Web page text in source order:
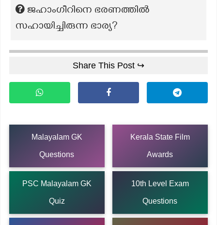
ജഹാംഗീറിനെ ഭരണത്തിൽ
സഹായിച്ചിരുന്ന ഭാര്യ?
Share This Post ↪
Malayalam GK
Questions
Kerala State Film
Awards
PSC Malayalam GK
Quiz
10th Level Exam
Questions